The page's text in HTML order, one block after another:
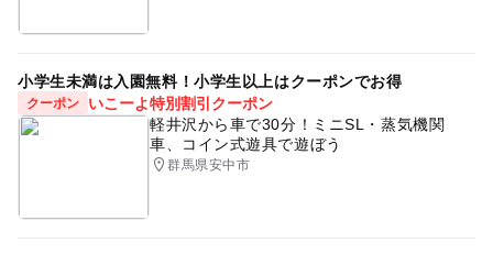
小学生未満は入園無料！小学生以上はクーポンでお得
クーポン
いこーよ特別割引クーポン
軽井沢から車で30分！ミニSL・蒸気機関
車、コイン式遊具で遊ぼう
群馬県安中市